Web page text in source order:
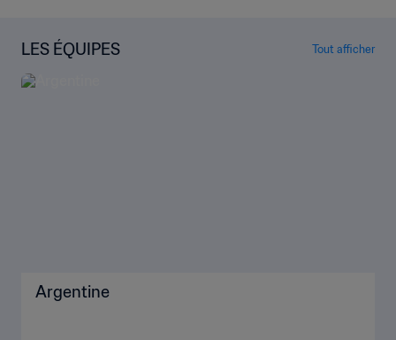
LES ÉQUIPES Tout afficher
Argentine